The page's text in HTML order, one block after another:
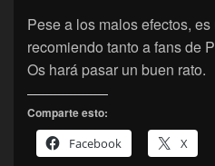
Pese a los malos efectos,
recomiendo tanto a fans de
Os hará pasar un buen rato.
Comparte esto:
Facebook
X